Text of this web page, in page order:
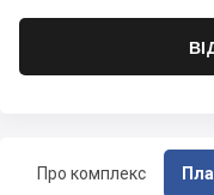
Про комплекс